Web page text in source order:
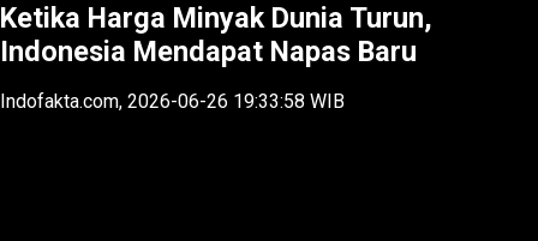
Ketika Harga Minyak Dunia Turun,
Indonesia Mendapat Napas Baru
Indofakta.com, 2026-06-26 19:33:58 WIB